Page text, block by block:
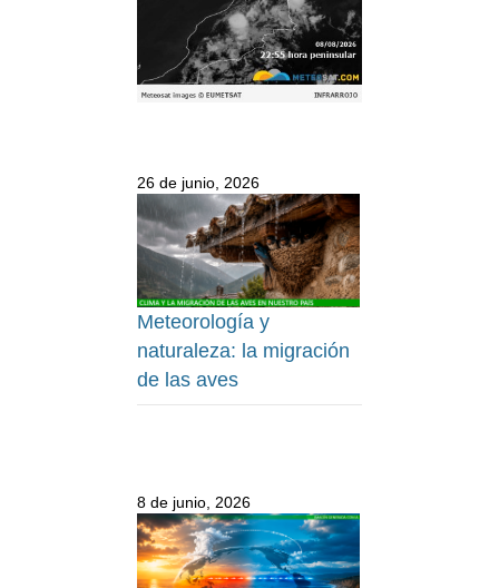
26 de junio, 2026
Meteorología y
naturaleza: la migración
de las aves
8 de junio, 2026